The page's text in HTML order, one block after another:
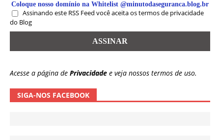
Coloque nosso domínio na Whitelist @minutodaseguranca.blog.br
Assinando este RSS Feed você aceita os termos de privacidade
do Blog
Acesse a página de Privacidade e veja nossos termos de uso.
SIGA-NOS FACEBOOK